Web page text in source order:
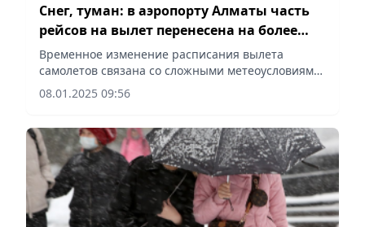
Снег, туман: в аэропорту Алматы часть
рейсов на вылет перенесена на более
позднее время
Временное изменение расписания вылета
самолетов связана со сложными метеоусловиями,
сообщает Vecher.kz.
08.01.2025 09:56